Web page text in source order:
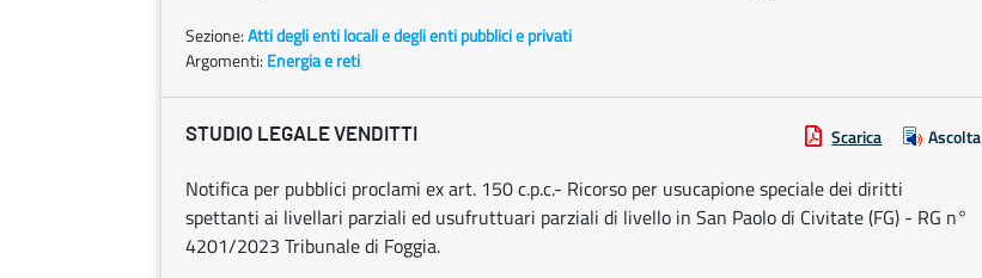
Sezione:Atti degli enti locali e degli enti pubblici e privati
Argomenti: Energia e reti
STUDIO LEGALE VENDITTI Scarica Ascolta
Notifica per pubblici proclami ex art. 150 c.p.c.- Ricorso per usucapione speciale dei diritti
spettanti ai livellari parziali ed usufruttuari parziali di livello in San Paolo di Civitate (FG) - RG n°
4201/2023 Tribunale di Foggia.